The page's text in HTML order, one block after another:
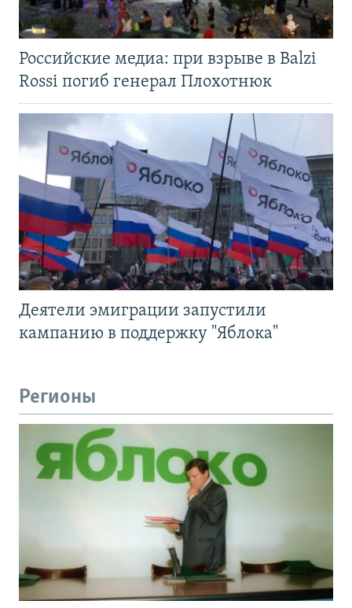
Российские медиа: при взрыве в Balzi
Rossi погиб генерал Плохотнюк
Деятели эмиграции запустили
кампанию в поддержку "Яблока"
Регионы